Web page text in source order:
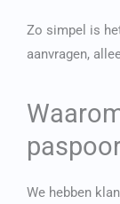
Zo simpel is
aanvragen,
We hebben